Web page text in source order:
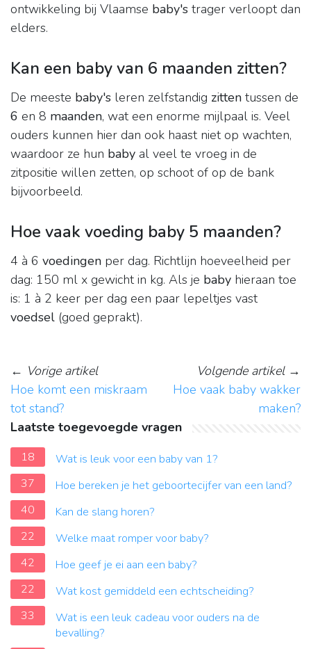
ontwikkeling bij Vlaamse baby's trager verloopt dan
elders.
Kan een baby van 6 maanden zitten?
De meeste baby's leren zelfstandig zitten tussen de
6 en 8 maanden, wat een enorme mijlpaal is. Veel
ouders kunnen hier dan ook haast niet op wachten,
waardoor ze hun baby al veel te vroeg in de
zitpositie willen zetten, op schoot of op de bank
bijvoorbeeld.
Hoe vaak voeding baby 5 maanden?
4 à 6 voedingen per dag. Richtlijn hoeveelheid per
dag: 150 ml x gewicht in kg. Als je baby hieraan toe
is: 1 à 2 keer per dag een paar lepeltjes vast
voedsel (goed geprakt).
← Vorige artikel
Hoe komt een miskraam
tot stand?
Volgende artikel→
Hoe vaak baby wakker
maken?
Laatste toegevoegde vragen
18
Wat is leuk voor een baby van 1?
37
Hoe bereken je het geboortecijfer van een land?
40
Kan de slang horen?
22
Welke maat romper voor baby?
42
Hoe geef je ei aan een baby?
22
Wat kost gemiddeld een echtscheiding?
33
Wat is een leuk cadeau voor ouders na de
bevalling?